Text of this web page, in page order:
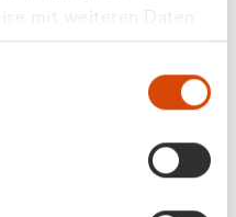
haben oder